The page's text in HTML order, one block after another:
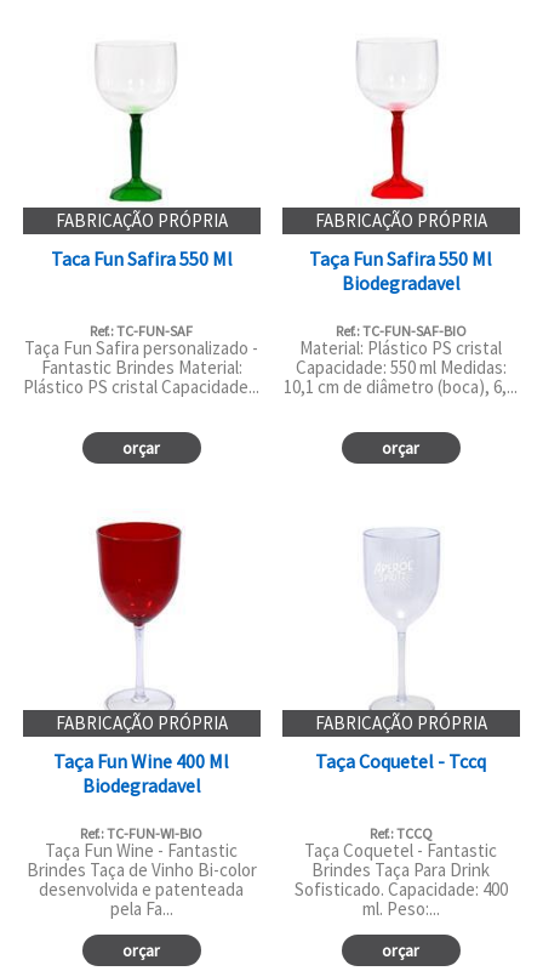
FABRICAÇÃO PRÓPRIA
Taca Fun Safira 550 Ml
Ref.: TC-FUN-SAF
Taça Fun Safira personalizado -
Fantastic Brindes Material:
Plástico PS cristal Capacidade...
orçar
FABRICAÇÃO PRÓPRIA
Taça Fun Safira 550 Ml
Biodegradavel
Ref.: TC-FUN-SAF-BIO
Material: Plástico PS cristal
Capacidade: 550 ml Medidas:
10,1 cm de diâmetro (boca), 6,...
orçar
FABRICAÇÃO PRÓPRIA
Taça Fun Wine 400 Ml
Biodegradavel
Ref.: TC-FUN-WI-BIO
Taça Fun Wine - Fantastic
Brindes Taça de Vinho Bi-color
desenvolvida e patenteada
pela Fa...
orçar
FABRICAÇÃO PRÓPRIA
Taça Coquetel - Tccq
Ref.: TCCQ
Taça Coquetel - Fantastic
Brindes Taça Para Drink
Sofisticado. Capacidade: 400
ml. Peso:...
orçar